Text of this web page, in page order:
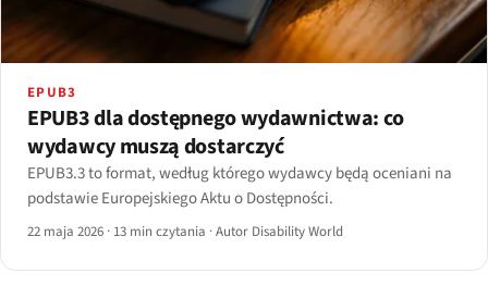
EPUB3
EPUB3 dla dostępnego wydawnictwa: co
wydawcy muszą dostarczyć
EPUB3.3 to format, według którego wydawcy będą oceniani na
podstawie Europejskiego Aktu o Dostępności.
22 maja 2026 · 13 min czytania ·Autor Disability World